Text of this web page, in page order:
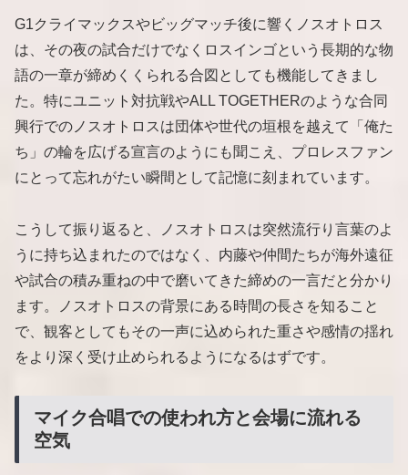
G1クライマックスやビッグマッチ後に響くノスオトロス
は、その夜の試合だけでなくロスインゴという長期的な物
語の一章が締めくくられる合図としても機能してきまし
た。特にユニット対抗戦やALL TOGETHERのような合同
興行でのノスオトロスは団体や世代の垣根を越えて「俺た
ち」の輪を広げる宣言のようにも聞こえ、プロレスファン
にとって忘れがたい瞬間として記憶に刻まれています。
こうして振り返ると、ノスオトロスは突然流行り言葉のよ
うに持ち込まれたのではなく、内藤や仲間たちが海外遠征
や試合の積み重ねの中で磨いてきた締めの一言だと分かり
ます。ノスオトロスの背景にある時間の長さを知ること
で、観客としてもその一声に込められた重さや感情の揺れ
をより深く受け止められるようになるはずです。
マイク合唱での使われ方と会場に流れる
空気